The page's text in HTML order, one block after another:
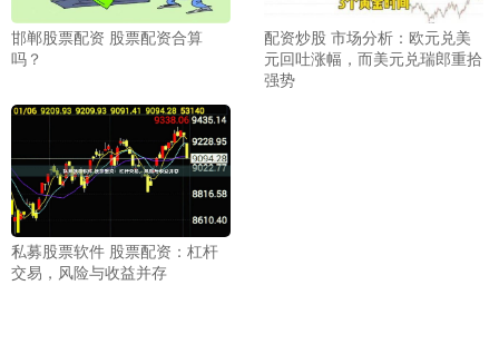
邯郸股票配资 股票配资合算
吗？
配资炒股 市场分析：欧元兑美
元回吐涨幅，而美元兑瑞郎重拾
强势
私募股票软件 股票配资：杠杆
交易，风险与收益并存